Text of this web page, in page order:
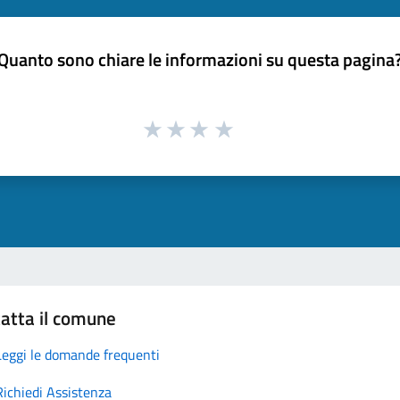
sono chiare le informazioni su questa
il comune
le domande frequenti
Assistenza